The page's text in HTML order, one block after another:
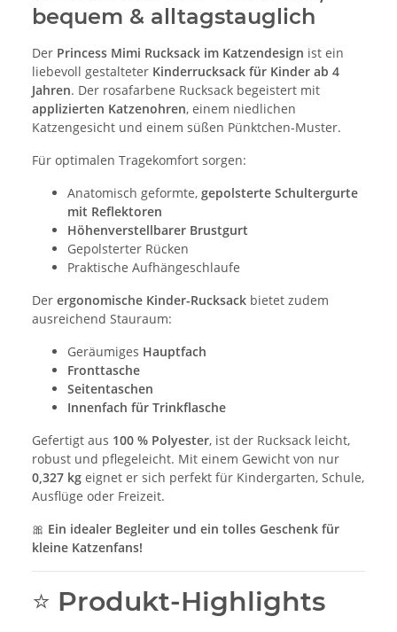
bequem & alltagstauglich
Der Princess Mimi Rucksack im Katzendesign ist ein
liebevoll gestalteter Kinderrucksack für Kinder ab 4
Jahren. Der rosafarbene Rucksack begeistert mit
applizierten Katzenohren, einem niedlichen
Katzengesicht und einem süßen Pünktchen-Muster.
Für optimalen Tragekomfort sorgen:
Anatomisch geformte, gepolsterte Schultergurte
mit Reflektoren
Höhenverstellbarer Brustgurt
Gepolsterter Rücken
Praktische Aufhängeschlaufe
Der ergonomische Kinder-Rucksack bietet zudem
ausreichend Stauraum:
Geräumiges Hauptfach
Fronttasche
Seitentaschen
Innenfach für Trinkflasche
Gefertigt aus 100 % Polyester, ist der Rucksack leicht,
robust und pflegeleicht. Mit einem Gewicht von nur
0,327 kg eignet er sich perfekt für Kindergarten, Schule,
Ausflüge oder Freizeit.
🎀 Ein idealer Begleiter und ein tolles Geschenk für
kleine Katzenfans!
⭐ Produkt-Highlights